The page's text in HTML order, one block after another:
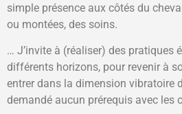
simple présence aux côtés du
ou montées, des soins.
… J’invite à (réaliser) des pratiques
différents horizons, pour revenir à
entrer dans la dimension vibratoire
demandé aucun prérequis avec les